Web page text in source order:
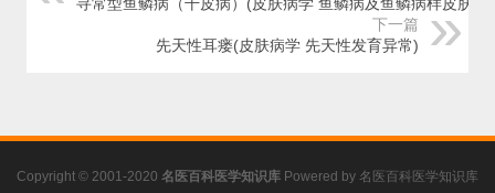
下一篇
先天性耳瘘(皮肤病学 先天性发育异常)
Copyright © 2001-2020 名医百科医学知识库 Powered by 名医百科医学知识库